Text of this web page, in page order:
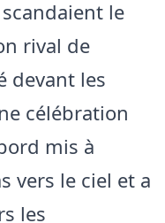
le
rival de
devant les
célébration
mis à
vers le ciel et a
les